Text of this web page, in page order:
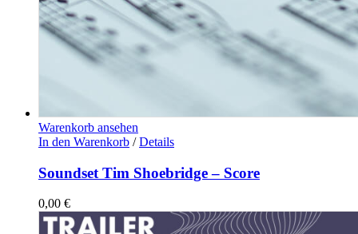
Warenkorb ansehen
In den Warenkorb / Details
Soundset Tim Shoebridge – Score
0,00 €